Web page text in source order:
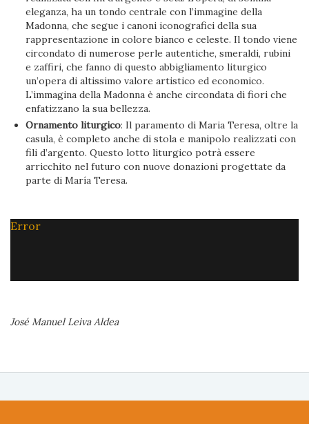
eleganza, ha un tondo centrale con l’immagine della
Madonna, che segue i canoni iconografici della sua
rappresentazione in colore bianco e celeste. Il tondo viene
circondato di numerose perle autentiche, smeraldi, rubini
e zaffiri, che fanno di questo abbigliamento liturgico
un’opera di altissimo valore artistico ed economico.
L’immagina della Madonna è anche circondata di fiori che
enfatizzano la sua bellezza.
Ornamento liturgico: Il paramento di Maria Teresa, oltre la
casula, è completo anche di stola e manipolo realizzati con
fili d’argento. Questo lotto liturgico potrà essere
arricchito nel futuro con nuove donazioni progettate da
parte di María Teresa.
Error
José Manuel Leiva Aldea